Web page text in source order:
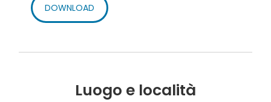
DOWNLOAD
Luogo e località